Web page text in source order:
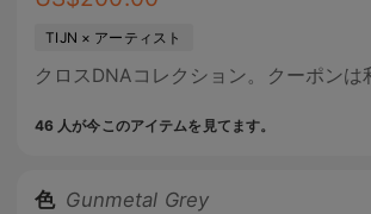
TIJN × アーティスト
クロスDNAコレクション。クーポンは
46 人が今このアイテムを見てます。
色 Gunmetal Grey